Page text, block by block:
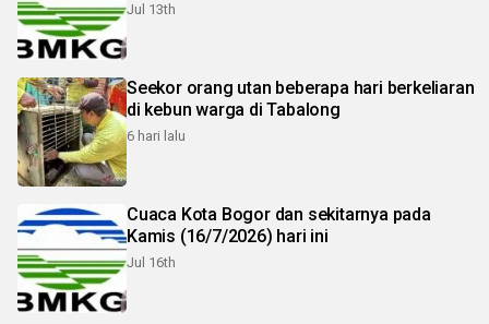
Jul 13th
Seekor orang utan beberapa hari berkeliaran
di kebun warga di Tabalong
6 hari lalu
Cuaca Kota Bogor dan sekitarnya pada
Kamis (16/7/2026) hari ini
Jul 16th